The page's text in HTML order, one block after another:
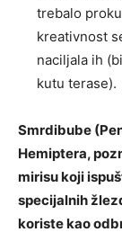
trebalo
kreativnost
naciljala ih
kutu terase).
Smrdibube
Hemiptera,
mirisu koji
specijalnih
koriste kao